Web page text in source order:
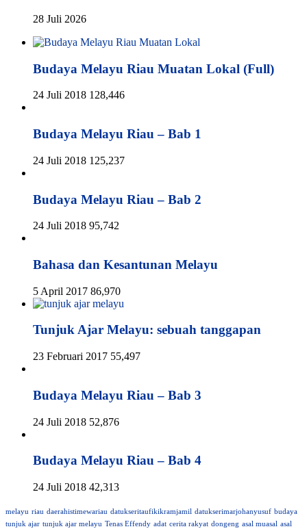
28 Juli 2026
Budaya Melayu Riau Muatan Lokal (Full)
24 Juli 2018 128,446
Budaya Melayu Riau – Bab 1
24 Juli 2018 125,237
Budaya Melayu Riau – Bab 2
24 Juli 2018 95,742
Bahasa dan Kesantunan Melayu
5 April 2017 86,970
Tunjuk Ajar Melayu: sebuah tanggapan
23 Februari 2017 55,497
Budaya Melayu Riau – Bab 3
24 Juli 2018 52,876
Budaya Melayu Riau – Bab 4
24 Juli 2018 42,313
melayu riau daerahistimewariau datukseritaufikikramjamil datukserimarjohanyusuf budaya
tunjuk ajar tunjuk ajar melayu Tenas Effendy adat cerita rakyat dongeng asal muasal asal